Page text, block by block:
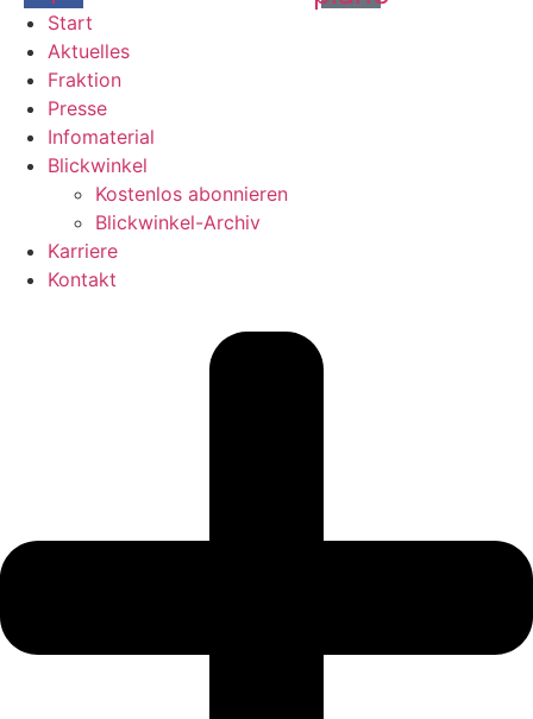
Start
Aktuelles
Fraktion
Presse
Infomaterial
Blickwinkel
Kostenlos abonnieren
Blickwinkel-Archiv
Karriere
Kontakt